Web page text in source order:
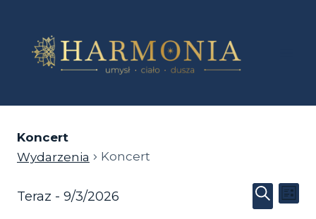
Koncert
Wydarzenia
Koncert
Wydarzenia Lista
Teraz - 9/3/2026